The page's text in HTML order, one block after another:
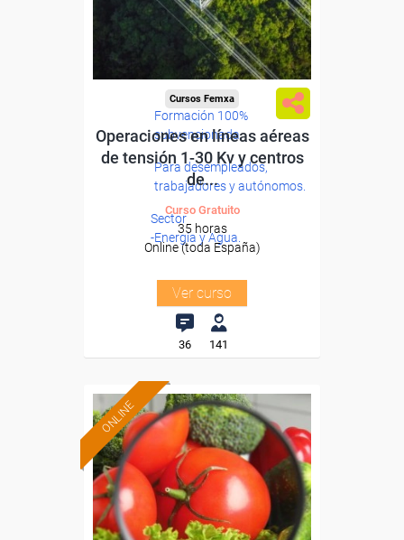
Formación 100%
subvencionada.
Para desempleados,
trabajadores y autónomos.
Sector
-Energía y Agua.
Cursos Femxa
Operaciones en líneas aéreas
de tensión 1-30 Kv y centros
de...
Curso Gratuito
35 horas
Online (toda España)
Ver curso
36 141
ONLINE